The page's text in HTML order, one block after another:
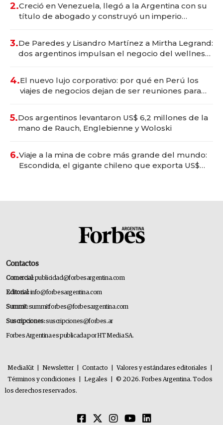
2.Creció en Venezuela, llegó a la Argentina con su
título de abogado y construyó un imperio
3.De Paredes y Lisandro Martínez a Mirtha Legrand:
dos argentinos impulsan el negocio del wellness
4.El nuevo lujo corporativo: por qué en Perú los
viajes de negocios dejan de ser reuniones para
5.Dos argentinos levantaron US$ 6,2 millones de la
mano de Rauch, Englebienne y Woloski
6.Viaje a la mina de cobre más grande del mundo:
Escondida, el gigante chileno que exporta US$
Contactos
Comercial:publicidad@forbesargentina.com
Editorial:info@forbesargentina.com
Summit:summitforbes@forbesargentina.com
Suscripciones:suscripciones@forbes.ar
Forbes Argentina es publicada por HT Media SA.
MediaKit Newsletter Contacto Valores y estándares editoriales
Términos y condiciones
Legales
© 2026. Forbes Argentina. Todos
los derechos reservados.